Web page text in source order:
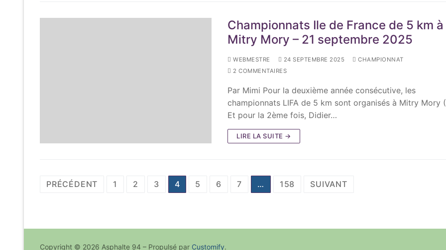
Championnats Ile de France de 5 km à
Mitry Mory – 21 septembre 2025
WEBMESTRE 24 SEPTEMBRE 2025
CHAMPIONNAT
2 COMMENTAIRES
Par Mimi Pour la deuxième année consécutive, les
championnats LIFA de 5 km sont organisés à Mitry Mory
Et pour la 2ème fois, Didier…
LIRE LA SUITE →
Pagination
publications
PRÉCÉDENT 1 2 3 4 5 6 7 … 158 SUIVANT
Copyright © 2026 Asphalte 94 – Propulsé par Customify.